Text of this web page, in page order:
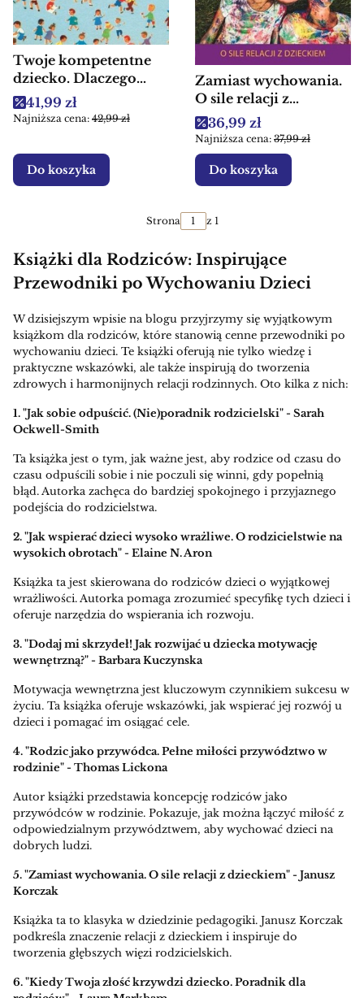
Twoje kompetentne
dziecko. Dlaczego
powinniśmy
traktować dzieci
dla rodziców
Cena promocyjna
41,99 zł
Najniższa cena: 42,99 zł
Do koszyka
Zamiast wychowania.
O sile relacji z
dzieckiem - Książki
dla rodziców
Cena promocyjna
36,99 zł
Najniższa cena: 37,99 zł
Do koszyka
Strona z 1
Książki dla Rodziców: Inspirujące
Przewodniki po Wychowaniu Dzieci
W dzisiejszym wpisie na blogu przyjrzymy się wyjątkowym
książkom dla rodziców, które stanowią cenne przewodniki po
wychowaniu dzieci. Te książki oferują nie tylko wiedzę i
praktyczne wskazówki, ale także inspirują do tworzenia
zdrowych i harmonijnych relacji rodzinnych. Oto kilka z nich:
1. "Jak sobie odpuścić. (Nie)poradnik rodzicielski" - Sarah
Ockwell-Smith
Ta książka jest o tym, jak ważne jest, aby rodzice od czasu do
czasu odpuścili sobie i nie poczuli się winni, gdy popełnią
błąd. Autorka zachęca do bardziej spokojnego i przyjaznego
podejścia do rodzicielstwa.
2. "Jak wspierać dzieci wysoko wrażliwe. O rodzicielstwie na
wysokich obrotach" - Elaine N. Aron
Książka ta jest skierowana do rodziców dzieci o wyjątkowej
wrażliwości. Autorka pomaga zrozumieć specyfikę tych dzieci i
oferuje narzędzia do wspierania ich rozwoju.
3. "Dodaj mi skrzydeł! Jak rozwijać u dziecka motywację
wewnętrzną?" - Barbara Kuczynska
Motywacja wewnętrzna jest kluczowym czynnikiem sukcesu w
życiu. Ta książka oferuje wskazówki, jak wspierać jej rozwój u
dzieci i pomagać im osiągać cele.
4. "Rodzic jako przywódca. Pełne miłości przywództwo w
rodzinie" - Thomas Lickona
Autor książki przedstawia koncepcję rodziców jako
przywódców w rodzinie. Pokazuje, jak można łączyć miłość z
odpowiedzialnym przywództwem, aby wychować dzieci na
dobrych ludzi.
5. "Zamiast wychowania. O sile relacji z dzieckiem" - Janusz
Korczak
Książka ta to klasyka w dziedzinie pedagogiki. Janusz Korczak
podkreśla znaczenie relacji z dzieckiem i inspiruje do
tworzenia głębszych więzi rodzicielskich.
6. "Kiedy Twoja złość krzywdzi dziecko. Poradnik dla